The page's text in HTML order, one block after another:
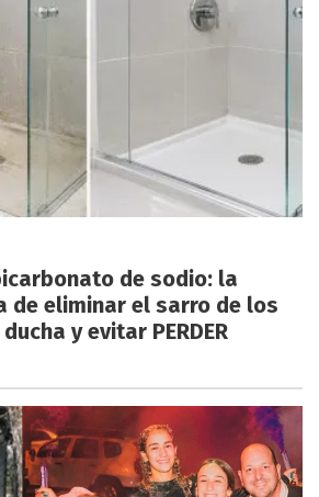
de sodio: la
de eliminar el sarro de los
y evitar PERDER